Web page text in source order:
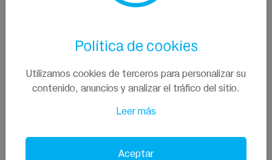
No sólo ha desempeñado un papel importante en mi
inquebrantable con sus pacientes y el campo de la
oncología es verdaderamente encomiable.
Política de cookies
Utilizamos cookies de terceros para personalizar su
contenido, anuncios y analizar el tráfico del sitio.
Leer más
Aceptar